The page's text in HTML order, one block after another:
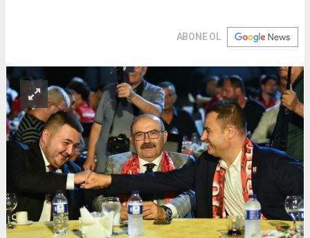
ABONE OL